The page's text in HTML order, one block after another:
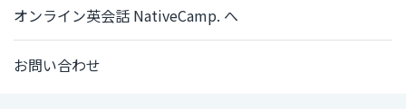
オンライン英会話 NativeCamp. へ
お問い合わせ